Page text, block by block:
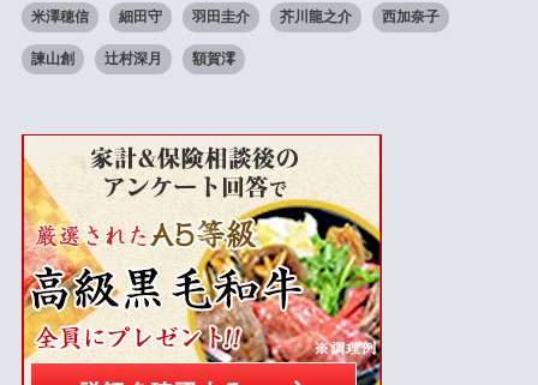
米澤穂信 細田守 羽田圭介 芥川龍之介 西加奈子
諫山創 辻村深月 額賀澪